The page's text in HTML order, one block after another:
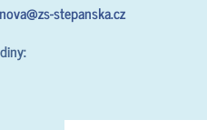
stepanska.cz